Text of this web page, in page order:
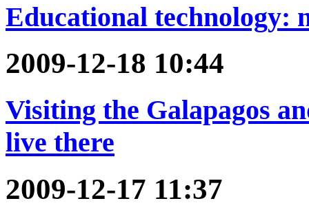
Educational technology:
2009-12-18 10:44
Visiting the Galapagos
live there
2009-12-17 11:37